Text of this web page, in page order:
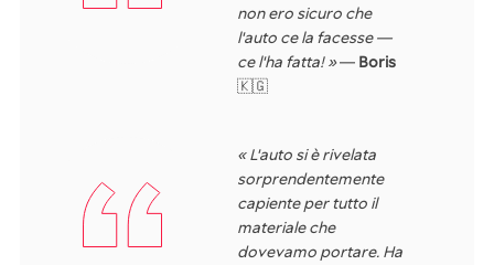
non ero sicuro che
l'auto ce la facesse —
ce l'ha fatta! »— Boris
🇰🇬
« L'auto si è rivelata
sorprendentemente
capiente per tutto il
materiale che
dovevamo portare. Ha